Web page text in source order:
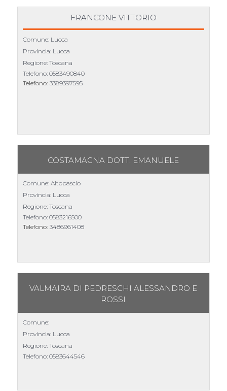
FRANCONE VITTORIO
Comune: Lucca
Provincia: Lucca
Regione: Toscana
Telefono: 0583490840
Telefono: 3389397595
COSTAMAGNA DOTT. EMANUELE
Comune: Altopascio
Provincia: Lucca
Regione: Toscana
Telefono: 0583216500
Telefono: 3486961408
VALMAIRA DI PEDRESCHI ALESSANDRO E
ROSSI
Comune:
Provincia: Lucca
Regione: Toscana
Telefono: 0583644546